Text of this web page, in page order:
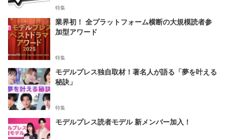
特集
業界初！ 全プラットフォーム横断の大規模読者参
加型アワード
特集
モデルプレス独自取材！著名人が語る「夢を叶える
秘訣」
特集
モデルプレス読者モデル 新メンバー加入！